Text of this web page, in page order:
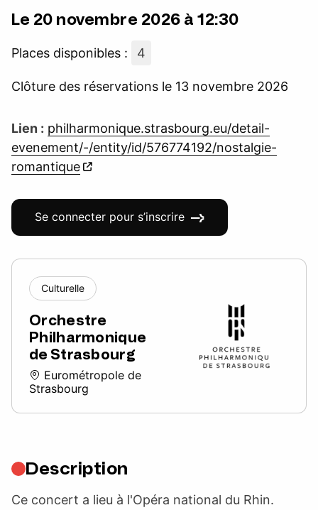
Le 20 novembre 2026 à 12:30
Places disponibles : 4
Clôture des réservations le 13 novembre 2026
Lien : philharmonique.strasbourg.eu/detail-
evenement/-/entity/id/576774192/nostalgie-
romantique
Se connecter pour s’inscrire
Culturelle
Orchestre
Philharmonique
de Strasbourg
Eurométropole de
Strasbourg
Description
Ce concert a lieu à l'Opéra national du Rhin.